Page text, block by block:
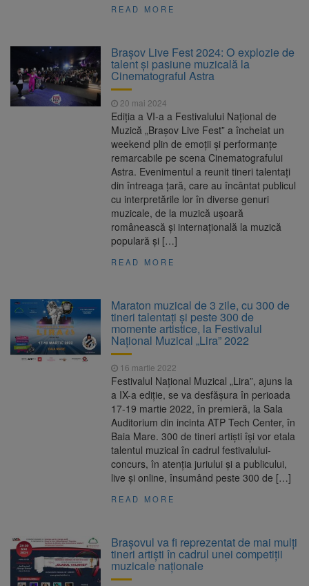
READ MORE
Brașov Live Fest 2024: O explozie de
talent și pasiune muzicală la
Cinematograful Astra
20 mai 2024
Ediția a VI-a a Festivalului Național de
Muzică „Brașov Live Fest” a încheiat un
weekend plin de emoții și performanțe
remarcabile pe scena Cinematografului
Astra. Evenimentul a reunit tineri talentați
din întreaga țară, care au încântat publicul
cu interpretările lor în diverse genuri
muzicale, de la muzică ușoară
românească și internațională la muzică
populară și […]
READ MORE
Maraton muzical de 3 zile, cu 300 de
tineri talentați și peste 300 de
momente artistice, la Festivalul
Național Muzical „Lira” 2022
16 martie 2022
Festivalul Național Muzical „Lira”, ajuns la
a IX-a ediție, se va desfășura în perioada
17-19 martie 2022, în premieră, la Sala
Auditorium din incinta ATP Tech Center, în
Baia Mare. 300 de tineri artiști își vor etala
talentul muzical în cadrul festivalului-
concurs, în atenția juriului și a publicului,
live și online, însumând peste 300 de […]
READ MORE
Brașovul va fi reprezentat de mai mulți
tineri artiști în cadrul unei competiții
muzicale naționale